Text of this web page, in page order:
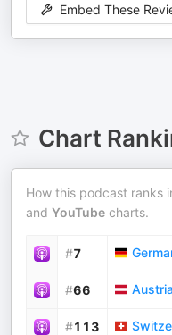
Embed These
Chart
How this podcast ranks
and YouTube charts.
#7
#66 Austria
#113